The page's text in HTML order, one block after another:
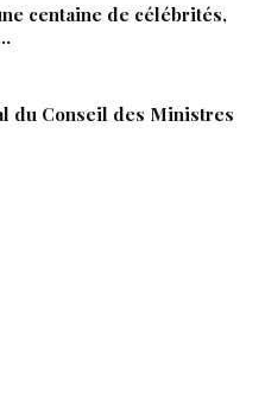
centaine de célébrités,
du Conseil des Ministres